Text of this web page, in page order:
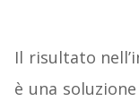
Il risultato
è una